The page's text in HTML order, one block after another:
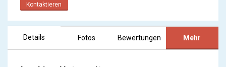
Kontaktieren
Details Fotos Bewertungen Mehr